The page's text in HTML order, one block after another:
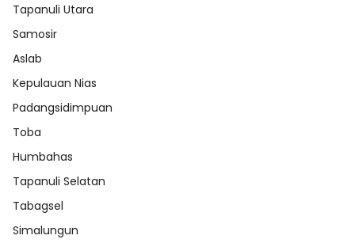
Tapanuli Utara
Samosir
Aslab
Kepulauan Nias
Padangsidimpuan
Toba
Humbahas
Tapanuli Selatan
Tabagsel
Simalungun